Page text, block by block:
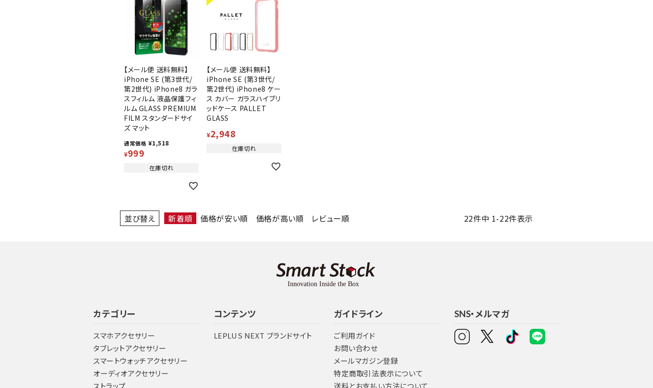
【メール便 送料無料】
iPhone SE (第3世代/
第2世代) iPhone8 ガラ
スフィルム 液晶保護フィ
ルム GLASS PREMIUM
FILM スタンダードサイ
ズ マット
通常価格 ¥1,518
¥999
在庫切れ
【メール便 送料無料】
iPhone SE (第3世代/
第2世代) iPhone8 ケー
ス カバー ガラスハイブリ
ッドケース PALLET
GLASS
¥2,948
在庫切れ
並び替え 新着順 価格が安い順 価格が高い順 レビュー順 22件中 1-22件表示
カテゴリー
スマホアクセサリー
タブレットアクセサリー
スマートウォッチアクセサリー
オーディオアクセサリー
ストラップ
コンテンツ
LEPLUS NEXT ブランドサイト
ガイドライン
ご利用ガイド
お問い合わせ
メールマガジン登録
特定商取引法表示について
送料とお支払い方法について
SNS・メルマガ